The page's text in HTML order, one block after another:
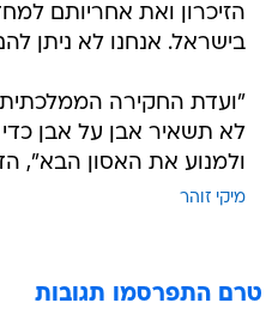
הזיכרון ואת אחריותם
בישראל. אנחנו לא ניתן
"ועדת החקירה
לא תשאיר אבן על אבן
ולמנוע את האסון הבא",
מיקי זוהר
טרם התפרסמו תגובות